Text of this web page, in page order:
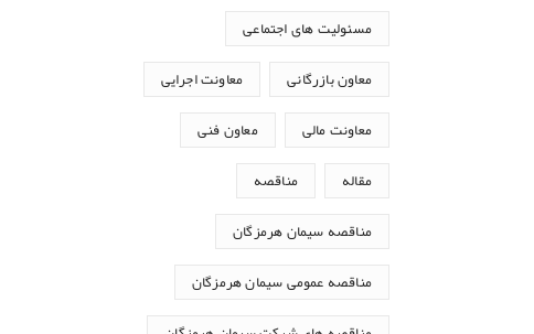
مسئولیت های اجتماعی
معاون بازرگانی معاونت اجرایی
معاونت مالی معاون فنی
مقاله مناقصه
مناقصه سیمان هرمزگان
مناقصه عمومی سیمان هرمزگان